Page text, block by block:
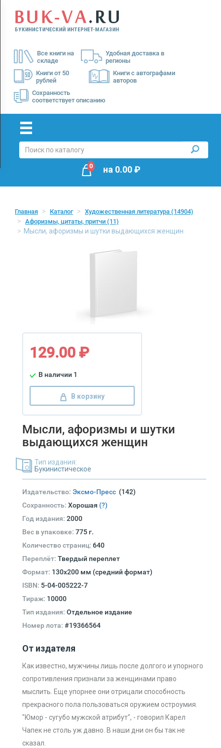
Все книги на
складе
Удобная доставка в
регионы
Книги от 50
рублей
Книги с автографами
авторов
Сохранность
соответствует описанию
Menu
Доставка
Оплата
0 на 0.00₽
Главная Каталог Художественная литература (14904)
Афоризмы, цитаты, притчи (11)
Мысли, афоризмы и шутки выдающихся женщин
129.00 ₽
В наличии 1
В корзину
Мысли, афоризмы и шутки
выдающихся женщин
Тип издания:
Букинистическое
Издательство: Эксмо-Пресс (142)
Сохранность: Хорошая (?)
Год издания: 2000
Вес в упаковке: 775 г.
Количество страниц: 640
Переплёт: Твердый переплет
Формат: 130х200 мм (средний формат)
ISBN: 5-04-005222-7
Тираж: 10000
Тип издания: Отдельное издание
Номер лота: #19366564
От издателя
Как известно, мужчины лишь после долгого и упорного
сопротивления признали за женщинами право
мыслить. Еще упорнее они отрицали способность
прекрасного пола пользоваться оружием остроумия.
"Юмор - сугубо мужской атрибут", - говорил Карел
Чапек не столь уж давно. В наши дни он бы так не
сказал.